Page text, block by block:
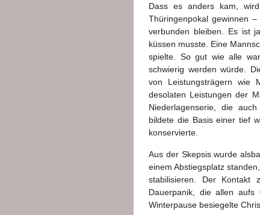
Dass es anders kam,
Thüringenpokal gewinnen
verbunden bleiben. Es ist
küssen musste. Eine
spielte. So gut wie alle
schwierig werden würde.
von Leistungsträgern wie
desolaten Leistungen der
Niederlagenserie, die
bildete die Basis einer tief
konservierte.
Aus der Skepsis wurde
einem Abstiegsplatz
stabilisieren. Der Kontakt
Dauerpanik, die allen aufs
Winterpause besiegelte